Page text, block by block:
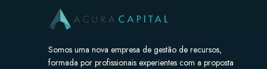
Somos uma nova empresa de gestão de recursos,
formada por profissionais experientes com a proposta